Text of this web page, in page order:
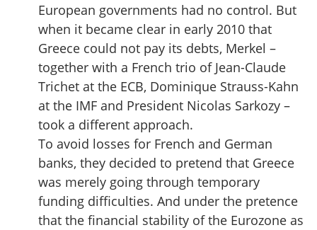
European governments had no control. But
when it became clear in early 2010 that
Greece could not pay its debts, Merkel –
together with a French trio of Jean-Claude
Trichet at the ECB, Dominique Strauss-Kahn
at the IMF and President Nicolas Sarkozy –
took a different approach.
To avoid losses for French and German
banks, they decided to pretend that Greece
was merely going through temporary
funding difficulties. And under the pretence
that the financial stability of the Eurozone as